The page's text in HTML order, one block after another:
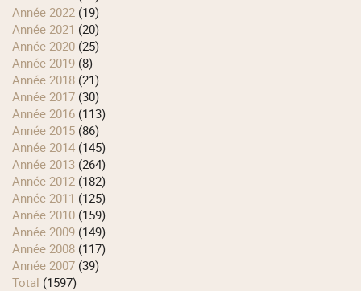
année 2022 (19)
année 2021 (20)
année 2020 (25)
année 2019 (8)
année 2018 (21)
année 2017 (30)
année 2016 (113)
année 2015 (86)
année 2014 (145)
année 2013 (264)
année 2012 (182)
année 2011 (125)
année 2010 (159)
année 2009 (149)
année 2008 (117)
année 2007 (39)
total (1597)